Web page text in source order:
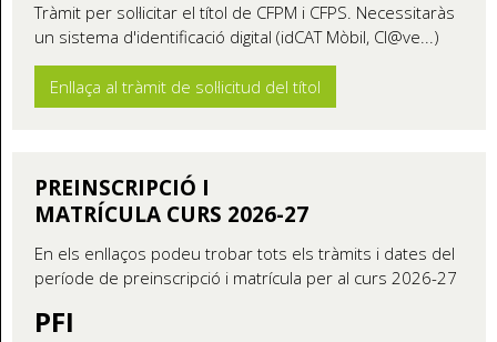
Tràmit per sol·licitar el títol de CFPM i CFPS. Necessitaràs
un sistema d'identificació digital (idCAT Mòbil, Cl@ve...)
Enllaça al tràmit de sol·licitud del títol
PREINSCRIPCIÓ I
MATRÍCULA CURS 2026-27
En els enllaços podeu trobar tots els tràmits i dates del
període de preinscripció i matrícula per al curs 2026-27
PFI